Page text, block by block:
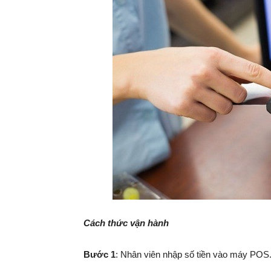
Cách thức vận hành
Bước 1: Nhân viên nhập số tiền vào máy POS.